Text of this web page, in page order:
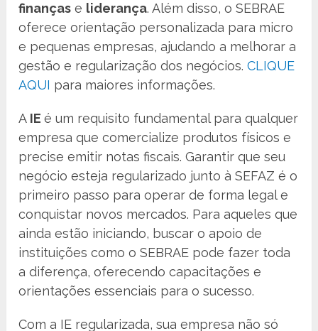
finanças e liderança. Além disso, o SEBRAE
oferece orientação personalizada para micro
e pequenas empresas, ajudando a melhorar a
gestão e regularização dos negócios.CLIQUE
AQUI para maiores informações.
A IEé um requisito fundamental para qualquer
empresa que comercialize produtos físicos e
precise emitir notas fiscais. Garantir que seu
negócio esteja regularizado junto à SEFAZ é o
primeiro passo para operar de forma legal e
conquistar novos mercados. Para aqueles que
ainda estão iniciando, buscar o apoio de
instituições como o SEBRAE pode fazer toda
a diferença, oferecendo capacitações e
orientações essenciais para o sucesso.
Com a IE regularizada, sua empresa não só